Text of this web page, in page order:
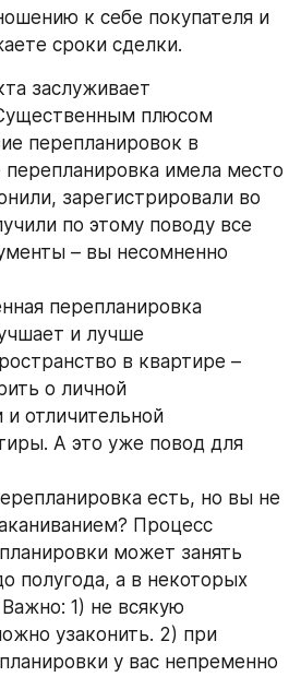
к себе покупателя и
сроки сделки.
заслуживает
плюсом
перепланировок в
имела место
зарегистрировали во
по этому поводу все
– вы несомненно
перепланировка
и лучше
в квартире –
о личной
и отличительной
А это уже повод для
есть, но вы не
Процесс
может занять
полугода, а в некоторых
1) не всякую
узаконить. 2) при
у вас непременно